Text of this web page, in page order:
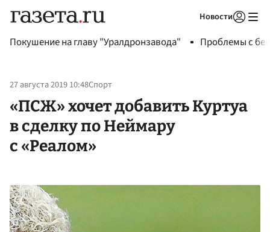
Новости
Покушение на главу "Уралдронзавода" Проблемы с
27 августа 2019 10:48Спорт
«ПСЖ» хочет добавить Куртуа
в сделку по Неймару
с «Реалом»